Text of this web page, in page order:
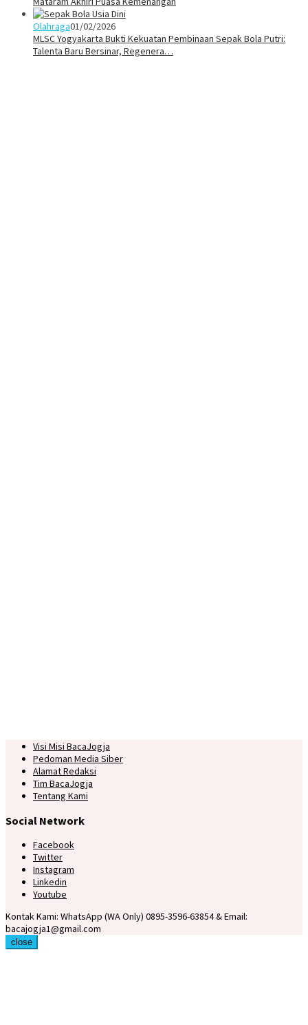
Olahraga01/02/2026
MLSC Yogyakarta Bukti Kekuatan Pembinaan Sepak Bola Putri:
Talenta Baru Bersinar, Regenera…
Visi Misi BacaJogja
Pedoman Media Siber
Alamat Redaksi
Tim BacaJogja
Tentang Kami
Social Network
Facebook
Twitter
Instagram
Linkedin
Youtube
Kontak Kami: WhatsApp (WA Only) 0895-3596-63854 & Email:
bacajogja1@gmail.com
close